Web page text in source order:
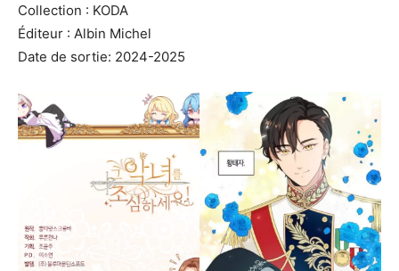
Collection : KODA
Éditeur : Albin Michel
Date de sortie: 2024-2025